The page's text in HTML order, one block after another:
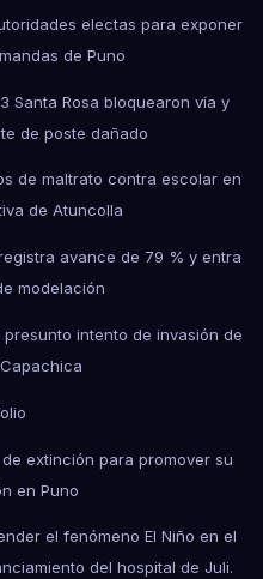
electas para exponer
de Puno
Santa Rosa bloquearon vía y
de poste dañado
de maltrato contra escolar en
de Atuncolla
avance de 79 % y entra
modelación
intento de invasión de
extinción para promover su
en Puno
el fenómeno El Niño en el
del hospital de Juli.